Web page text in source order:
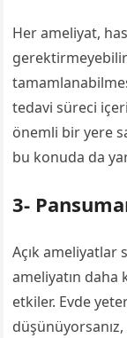
Her ameliyat,
tedavi süreci
önemli bir yere
bu konuda da
3-
Açık ameliyatlar
ameliyatın daha
etkiler. Evde